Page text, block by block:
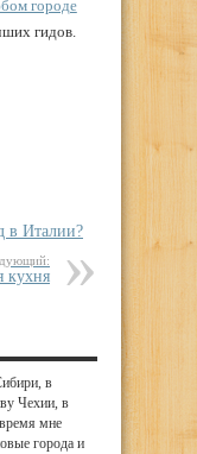
городе
гидов.
в Италии?
кухня
в
Чехии, в
мне
города и